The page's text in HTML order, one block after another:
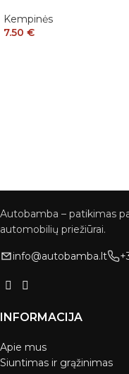
Kempinės
7.50 €
Autobamba – patikimas
automobilių priežiūrai.
info@autobamba.lt
INFORMACIJA
Apie mus
Siuntimas ir grąžinimas